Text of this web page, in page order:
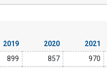
2019 2020 2021
899 857 970